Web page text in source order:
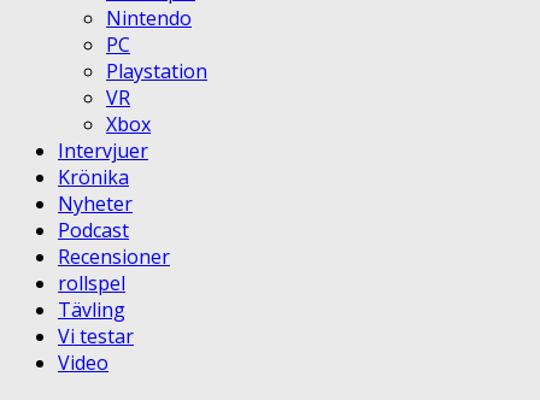
Nintendo
PC
Playstation
VR
Xbox
Intervjuer
Krönika
Nyheter
Podcast
Recensioner
rollspel
Tävling
Vi testar
Video